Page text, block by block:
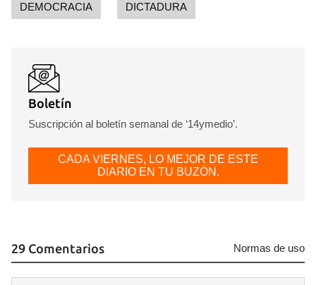
DEMOCRACIA DICTADURA
Boletín
Suscripción al boletín semanal de ‘14ymedio’.
CADA VIERNES, LO MEJOR DE ESTE
DIARIO EN TU BUZÓN.
29 Comentarios Normas de uso